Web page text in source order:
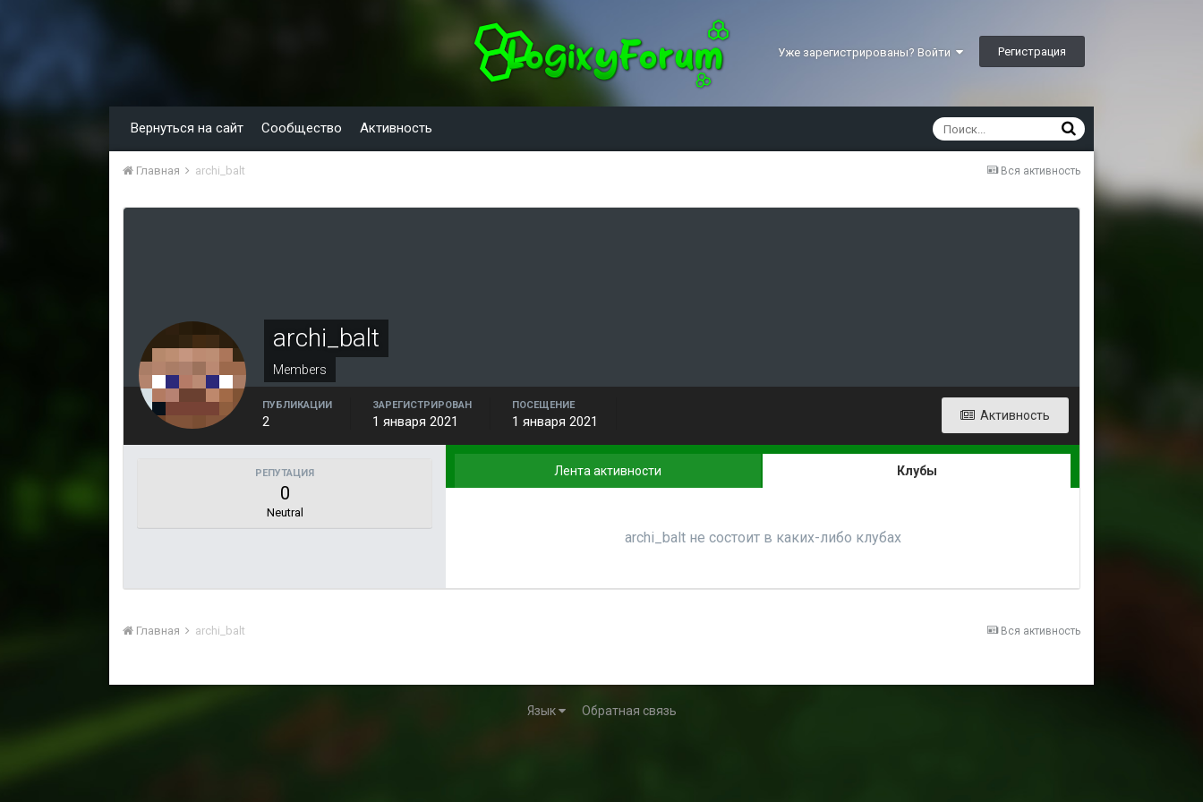
Уже зарегистрированы? Войти Регистрация
Вернуться на сайт Сообщество Активность
Вся активность
Главная archi_balt
archi_balt
Members
Активность
ПУБЛИКАЦИИ
2
ЗАРЕГИСТРИРОВАН
1 января 2021
ПОСЕЩЕНИЕ
1 января 2021
РЕПУТАЦИЯ
0
Neutral
Лента активности Клубы
archi_balt не состоит в каких-либо клубах
Вся активность
Главная archi_balt
Язык Обратная связь